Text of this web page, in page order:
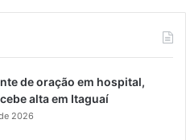
de oração em hospital,
alta em Itaguaí
2026